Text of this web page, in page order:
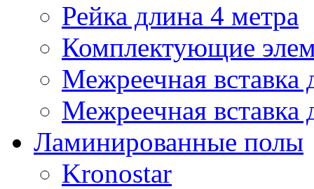
Рейка длина 4 метра
Комплектующие
Межреечная вставка
Межреечная вставка
Ламинированные полы
Kronostar